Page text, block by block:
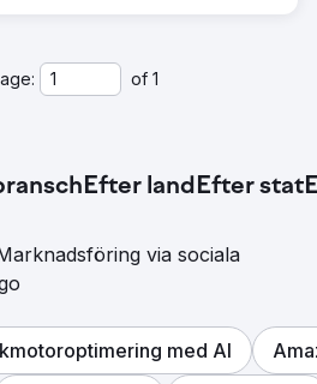
of 1
Efter landEfter stat
via sociala
med AI